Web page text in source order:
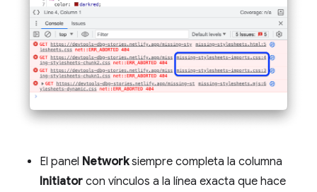
El panel Networksiempre completa la columna
Initiator con vínculos a la línea exacta que hace